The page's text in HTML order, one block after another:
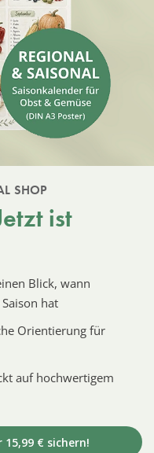
SHOP
ist
Blick, wann
hat
Orientierung für
auf hochwertigem
€ sichern!